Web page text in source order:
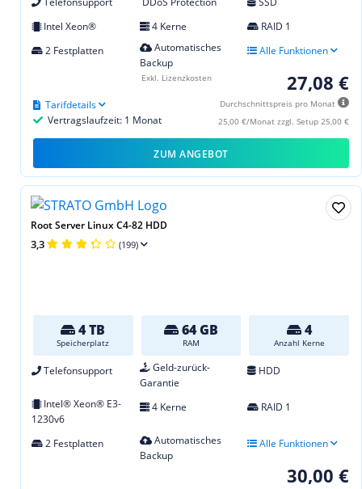
Intel Xeon®
4 Kerne
RAID 1
2 Festplatten
Automatisches
Backup
Alle Funktionen
27,08 €
Durchschnittspreis pro Monat
25,00 €/Monat zzgl. Setup 25,00 €
Vertragslaufzeit: 1 Monat
Tarifdetails
Exkl. Lizenzkosten
ZUM ANGEBOT
Root Server Linux C4-82 HDD
3,3 (199)
4 TB
Speicherplatz
64 GB
RAM
4
Anzahl Kerne
Telefonsupport
Geld-zurück-
Garantie
HDD
Intel® Xeon® E3-
1230v6
4 Kerne RAID 1
2 Festplatten
Automatisches
Backup
Alle Funktionen
30,00 €